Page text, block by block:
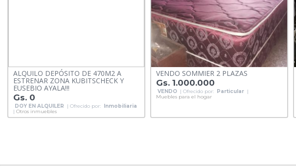
ALQUILO DEPÓSITO DE 470M2 A
ESTRENAR ZONA KUBITSCHECK Y
EUSEBIO AYALA!!!
Gs. 0
DOY EN ALQUILER | Ofrecido por:
Inmobiliaria
| Otros inmuebles
VENDO SOMMIER 2 PLAZAS
Gs. 1.000.000
VENDO | Ofrecido por: Particular |
Muebles para el hogar